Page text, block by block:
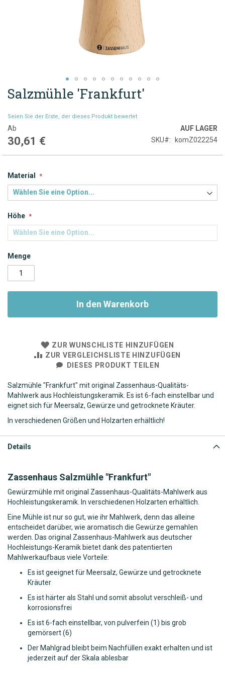
Zum
Anfang
springen
Salzmühle 'Frankfurt'
Seien Sie der Erste, der dieses Produkt bewertet
Ab
30,61 €
AUF LAGER
SKU
komZ022254
Material
Höhe
Menge
In den Warenkorb
ZUR WUNSCHLISTE HINZUFÜGEN
ZUR VERGLEICHSLISTE HINZUFÜGEN
DIESES PRODUKT TEILEN
Salzmühle "Frankfurt" mit original Zassenhaus-Qualitäts-
Mahlwerk aus Hochleistungskeramik. Es ist 6-fach einstellbar und
eignet sich für Meersalz, Gewürze und getrocknete Kräuter.
In verschiedenen Größen und Holzarten erhältlich!
Details
Zassenhaus Salzmühle "Frankfurt"
Gewürzmühle mit original Zassenhaus-Qualitäts-Mahlwerk aus
Hochleistungskeramik. In verschiedenen Holzarten erhältlich.
Eine Mühle ist nur so gut, wie ihr Mahlwerk, denn das alleine
entscheidet darüber, wie aromatisch die Gewürze gemahlen
werden. Das original Zassenhaus-Mahlwerk aus deutscher
Hochleistungs-Keramik bietet dank des patentierten
Mahlwerkaufbaus viele Vorteile:
Es ist geeignet für Meersalz, Gewürze und getrocknete
Kräuter
Es ist härter als Stahl und somit absolut verschleiß- und
korrosionsfrei
Es ist 6-fach einstellbar, von pulverfein (1) bis grob
gemörsert (6)
Der Mahlgrad bleibt beim Nachfüllen exakt erhalten und ist
jederzeit auf der Skala ablesbar